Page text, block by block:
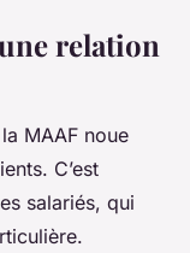
relation
MAAF noue
. C’est
salariés, qui